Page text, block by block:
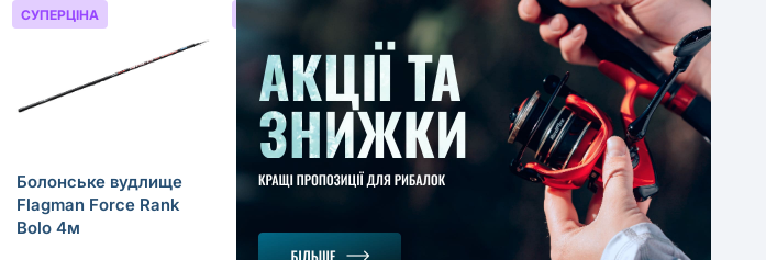
Болонське вудлище
Flagman Magnum Mod
Bolo 4м
СУПЕРЦІНА
Болонське вудлище
Flagman Force Rank
Bolo 4м
СУПЕРЦІНА